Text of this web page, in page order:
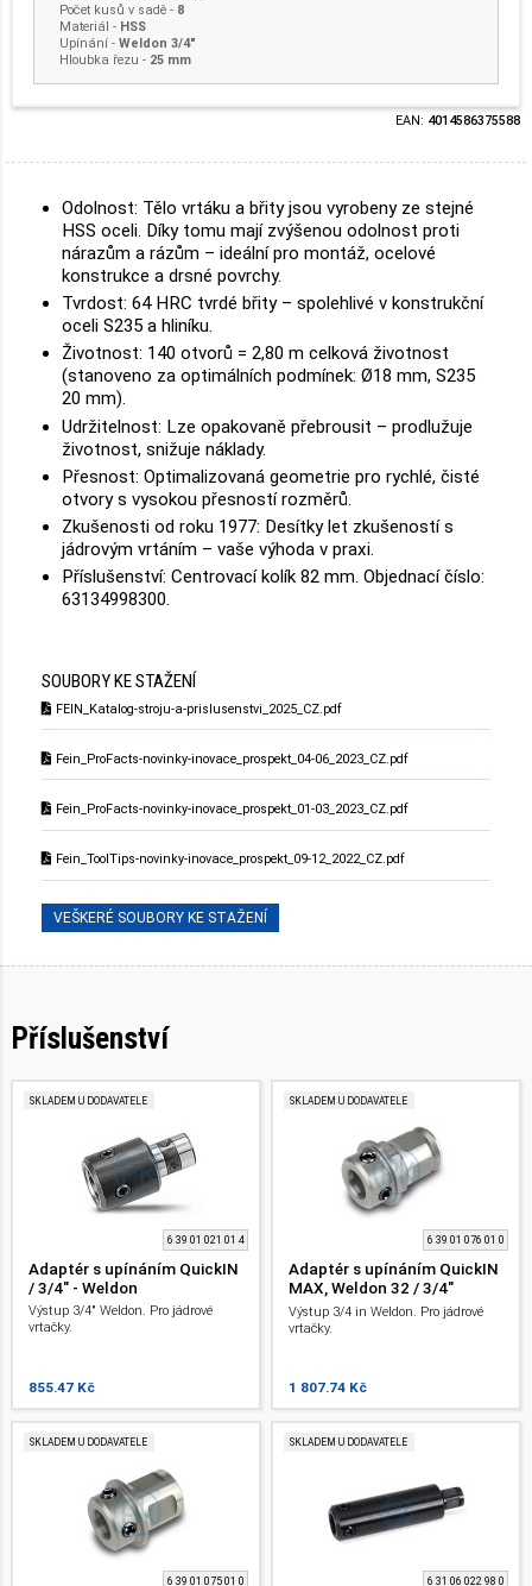
Počet kusů v sadě- 8
Materiál - HSS
Upínání- Weldon 3/4"
Hloubka řezu - 25 mm
EAN: 4014586375588
Odolnost: Tělo vrtáku a břity jsou vyrobeny ze stejné
HSS oceli. Díky tomu mají zvýšenou odolnost proti
nárazům a rázům – ideální pro montáž, ocelové
konstrukce a drsné povrchy.
Tvrdost: 64 HRC tvrdé břity – spolehlivé v konstrukční
oceli S235 a hliníku.
Životnost: 140 otvorů = 2,80 m celková životnost
(stanoveno za optimálních podmínek: Ø18 mm, S235
20 mm).
Udržitelnost: Lze opakovaně přebrousit – prodlužuje
životnost, snižuje náklady.
Přesnost: Optimalizovaná geometrie pro rychlé, čisté
otvory s vysokou přesností rozměrů.
Zkušenosti od roku 1977: Desítky let zkušeností s
jádrovým vrtáním – vaše výhoda v praxi.
Příslušenství: Centrovací kolík 82 mm. Objednací číslo:
63134998300.
SOUBORY KE STAŽENÍ
FEIN_Katalog-stroju-a-prislusenstvi_2025_CZ.pdf
Fein_ProFacts-novinky-inovace_prospekt_04-06_2023_CZ.pdf
Fein_ProFacts-novinky-inovace_prospekt_01-03_2023_CZ.pdf
Fein_ToolTips-novinky-inovace_prospekt_09-12_2022_CZ.pdf
VEŠKERÉ SOUBORY KE STAŽENÍ
Příslušenství
SKLADEM U DODAVATELE
6 39 01 021 01 4
Adaptér s upínáním QuickIN
/ 3/4" - Weldon
Výstup 3/4" Weldon. Pro jádrové
vrtačky.
855.47 Kč
SKLADEM U DODAVATELE
6 39 01 076 01 0
Adaptér s upínáním QuickIN
MAX, Weldon 32 / 3/4"
Weldon
Výstup 3/4 in Weldon. Pro jádrové
vrtačky.
1 807.74 Kč
SKLADEM U DODAVATELE
6 39 01 075 01 0
SKLADEM U DODAVATELE
6 31 06 022 98 0